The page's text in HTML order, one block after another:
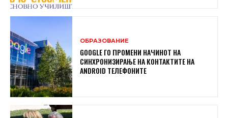
ОБРАЗОВАНИЕ
GOOGLE ГО ПРОМЕНИ НАЧИНОТ НА
СИНХРОНИЗИРАЊЕ НА КОНТАКТИТЕ НА
ANDROID ТЕЛЕФОНИТЕ